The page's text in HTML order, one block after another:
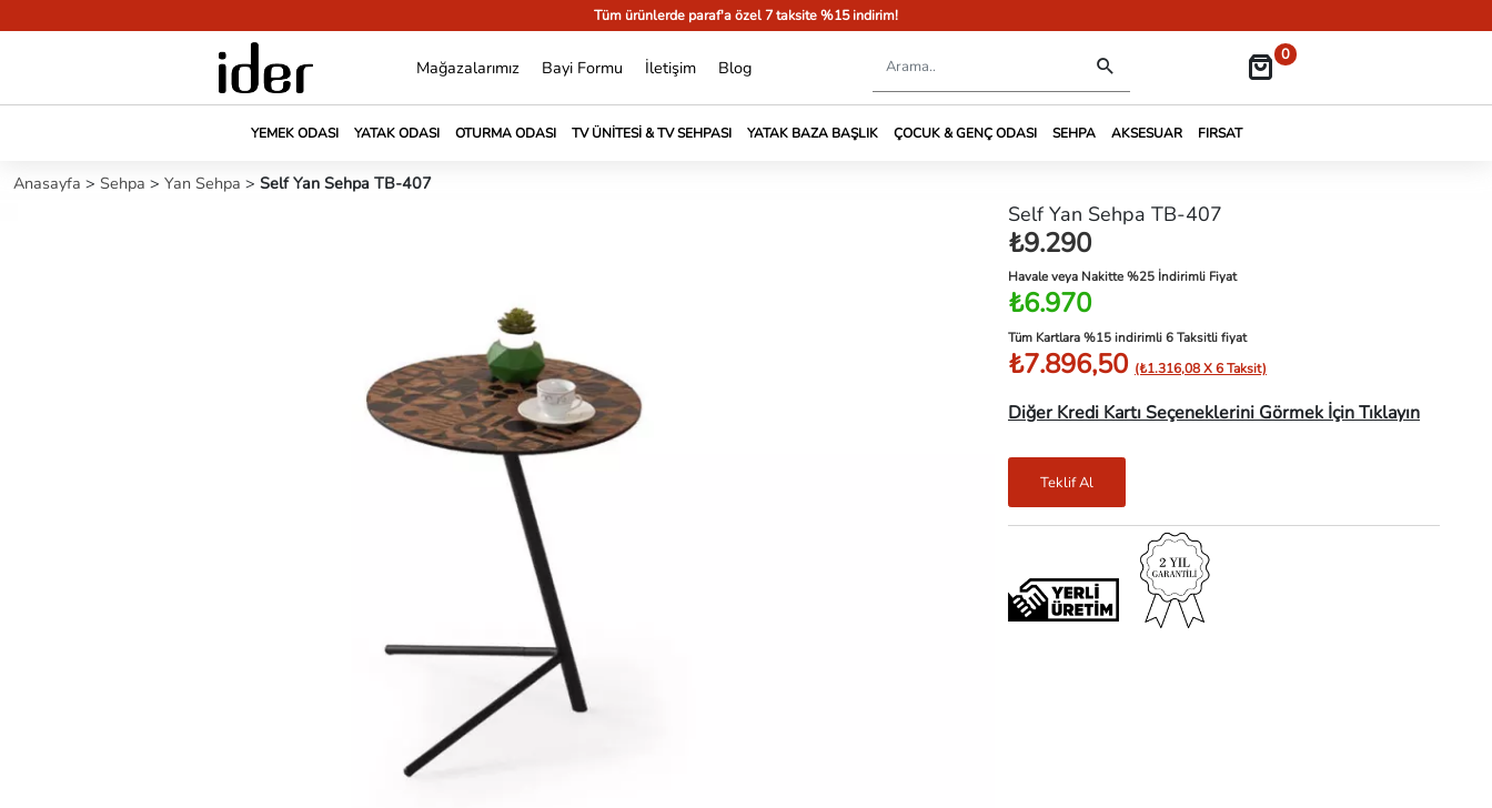
Tüm ürünlerde paraf'a özel 7 taksite %15 indirim!
Mağazalarımız Bayi Formu İletişim Blog
0
YEMEK ODASI YATAK ODASI OTURMA ODASI TV ÜNITESI & TV SEHPASI YATAK BAZA BAŞLIK ÇOCUK & GENÇ ODASI SEHPA AKSESUAR FIRSAT
Anasayfa > Sehpa > Yan Sehpa > Self Yan Sehpa TB-407
Self Yan Sehpa TB-407
₺9.290
Havale veya Nakitte %25 İndirimli Fiyat
₺6.970
Tüm Kartlara %15 indirimli 6 Taksitli fiyat
₺7.896,50 (₺1.316,08 X 6 Taksit)
Diğer Kredi Kartı Seçeneklerini Görmek İçin Tıklayın
Teklif Al